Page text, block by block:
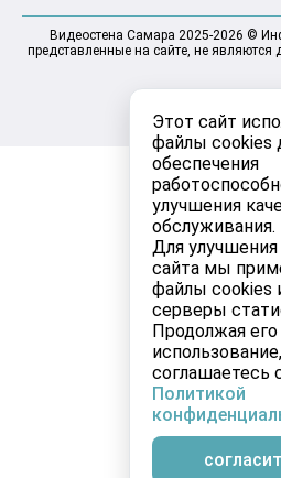
Этот сайт
файлы cookies
обеспечения
улучшения
обслуживания.
Для
сайта мы
файлы cookies
серверы
Продолжая его
соглашаетесь
Политикой
Видеостена Самара 2025-2026 ©
представленные на сайте, не